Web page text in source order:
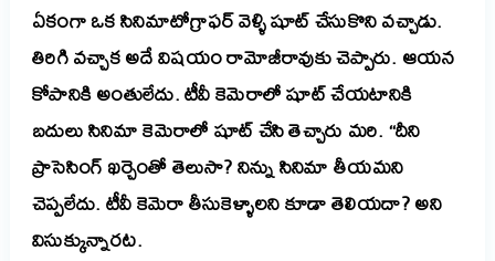
ఏకంగా ఒక సినిమాటోగ్రాఫర్ వెళ్ళి షూట్ చేసుకొని వచ్చాడు.
తిరిగి వచ్చాక అదే విషయం రామోజీరావుకు చెప్పారు. ఆయన
కోపానికి అంతులేదు. టీవీ కెమెరాలో షూట్ చేయటానికి
బదులు సినిమా కెమెరాలో షూట్ చేసి తెచ్చారు మరి. “దీని
ప్రాసెసింగ్ ఖర్చెంతో తెలుసా? నిన్ను సినిమా తీయమని
చెప్పలేదు. టీవీ కెమెరా తీసుకెళ్ళాలని కూడా తెలియదా? అని
విసుక్కున్నారట.